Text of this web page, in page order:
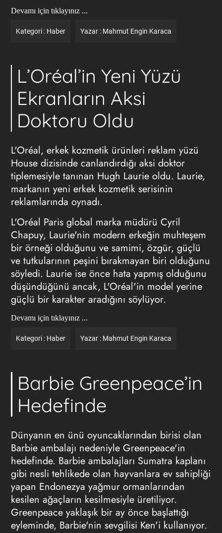
Devamı için tıklayınız ...
Kategori : Haber Yazar : Mahmut Engin Karaca
L’Oréal’in Yeni Yüzü
Ekranların Aksi
Doktoru Oldu
L'Oréal, erkek kozmetik ürünleri reklam yüzü
House dizisinde canlandırdığı aksi doktor
tiplemesiyle tanınan Hugh Laurie oldu. Laurie,
markanın yeni erkek kozmetik serisinin
reklamlarında oynadı.
L'Oréal Paris global marka müdürü Cyril
Chapuy, Laurie'nin modern erkeğin muhteşem
bir örneği olduğunu ve samimi, özgür, güçlü
ve tutkularının peşini bırakmayan biri olduğunu
söyledi. Laurie ise önce hata yapmış olduğunu
düşündüğünü ancak, L'Oréal'in model yerine
güçlü bir karakter aradığını söylüyor.
Devamı için tıklayınız ...
Kategori : Haber Yazar : Mahmut Engin Karaca
Barbie Greenpeace’in
Hedefinde
Dünyanın en ünü oyuncaklarından birisi olan
Barbie ambalajı nedeniyle Greenpeace'in
hedefinde. Barbie ambalajları Sumatra kaplanı
gibi nesli tehlikede olan hayvanlara ev sahipliği
yapan Endonezya yağmur ormanlarından
kesilen ağaçların kesilmesiyle üretiliyor.
Greenpeace yaklaşık bir ay önce başlattığı
eyleminde, Barbie'nin sevgilisi Ken'i kullanıyor.